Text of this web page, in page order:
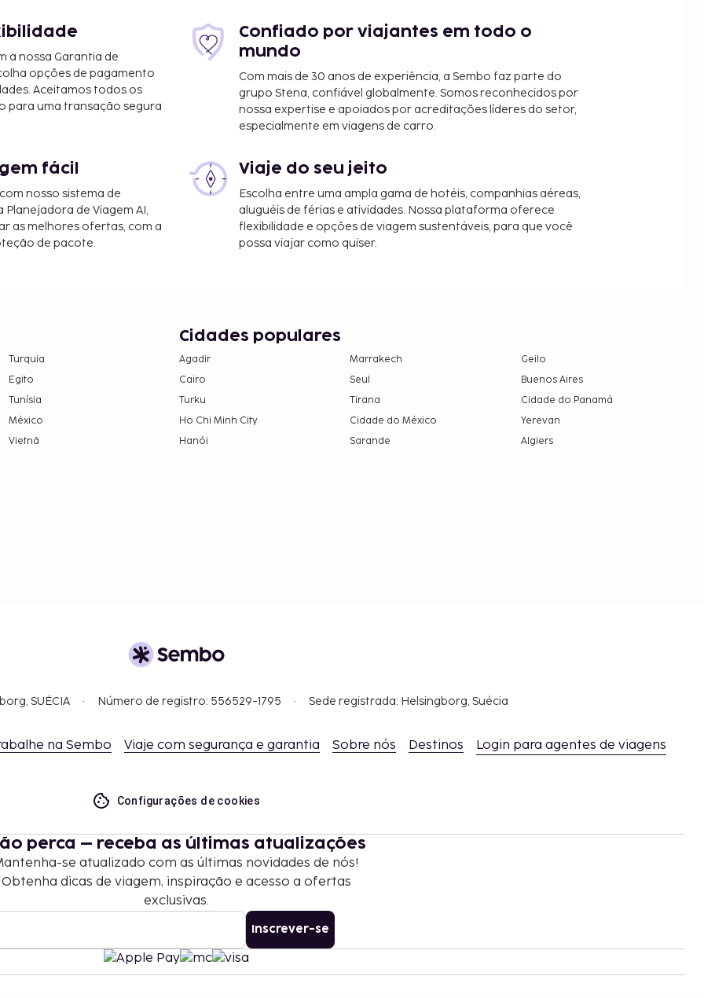
Inouye) - 16,8 km/10,4
Hotel & Suites é o
Wi-fi grátis, serviços
custos. Podem
USD por dia (entradas
crianças com idade
mesmo quarto que os
dos veículos.
a nossa Garantia de
opções de pagamento
Aceitamos todos os
para uma transação segura
Confiado por viajantes em todo o
mundo
Com mais de 30 anos de experiência, a Sembo faz parte do
grupo Stena, confiável globalmente. Somos reconhecidos por
nossa expertise e apoiados por acreditações líderes do setor,
especialmente em viagens de carro.
fácil
nosso sistema de
Planejadora de Viagem AI,
as melhores ofertas, com a
de pacote.
Viaje do seu jeito
Escolha entre uma ampla gama de hotéis, companhias aéreas,
aluguéis de férias e atividades. Nossa plataforma oferece
flexibilidade e opções de viagem sustentáveis, para que você
possa viajar como quiser.
Turquia
Egito
Tunísia
México
Vietnã
Cidades populares
Agadir Marrakech
Geilo
Cairo
Seul
Buenos Aires
Turku
Tirana
Cidade do Panamá
Ho Chi Minh City
Cidade do México
Yerevan
Hanói
Sarande Algiers
SUÉCIA Número de registro: 556529-1795 Sede registrada: Helsingborg, Suécia
na Sembo Viaje com segurança e garantia Sobre nós Destinos Login para agentes de viagens
Configurações de cookies
perca – receba as últimas atualizações
se atualizado com as últimas novidades de nós!
Obtenha dicas de viagem, inspiração e acesso a ofertas
exclusivas.
Inscrever-se